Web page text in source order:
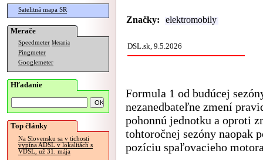
Satelitná mapa SR
Merače
Speedmeter Merania
Pingmeter
Googlemeter
Hľadanie
Top články
Na Slovensku sa v tichosti
vypína ADSL v lokalitách s
VDSL, už 31. mája
Značky: elektromobily
DSL.sk, 9.5.2026
Formula 1 od budúcej
nezanedbateľne zmení
pohonnú jednotku a oproti
tohtoročnej sezóny naopak
pozíciu spaľovacieho